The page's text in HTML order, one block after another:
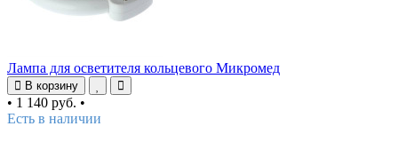
Лампа для осветителя кольцевого Микромед
В корзину
• 1 140 руб. •
Есть в наличии